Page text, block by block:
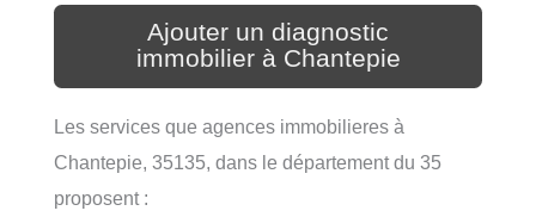
Ajouter un diagnostic
immobilier à Chantepie
Les services que agences immobilieres à
Chantepie, 35135, dans le département du 35
proposent :